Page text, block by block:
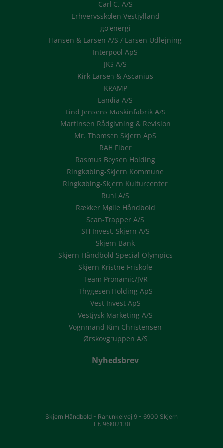
Carl C. A/S
Erhvervsskolen Vestjylland
go'energi
Hansen & Larsen A/S / Larsen Udlejning
Interpool ApS
JKS A/S
Kirk Larsen & Ascanius
KRAMP
Landia A/S
Lind Jensens Maskinfabrik A/S
Martinsen Rådgivning & Revision
Mr. Thomsen Skjern ApS
RAH Fiber
Rasmus Boysen Holding
Ringkøbing-Skjern Kommune
Ringkøbing-Skjern Kulturcenter
Runi A/S
Rækker Mølle Håndbold
Scan-Trapper A/S
SH Invest, Skjern A/S
Skjern Bank
Skjern Håndbold Special Olympics
Skjern Kristne Friskole
Team Pronamic/JVR
Thygesen Holding ApS
Vest Invest ApS
Vestjysk Marketing A/S
Vognmand Kim Christensen
Ørskovgruppen A/S
Nyhedsbrev
Skjern Håndbold - Ranunkelvej 9 - 6900 Skjern
Tlf. 96802130